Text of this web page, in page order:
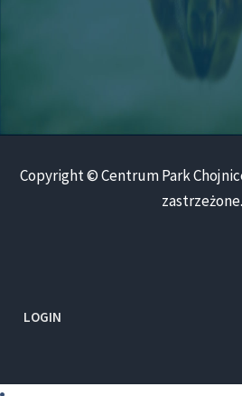
Copyright © Centrum Park
zastrzeżone.
LOGIN